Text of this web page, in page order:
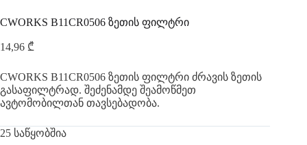
CWORKS B11CR0506 ზეთის ფილტრი
14,96 ₾
CWORKS B11CR0506 ზეთის ფილტრი ძრავის ზეთის
გასაფილტრად. შეძენამდე შეამოწმეთ
ავტომობილთან თავსებადობა.
25 საწყობშია